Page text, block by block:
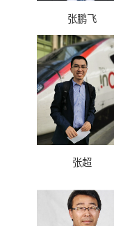
张鹏飞
张超